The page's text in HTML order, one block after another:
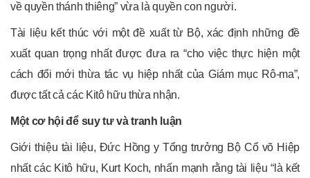
về quyền thánh thiêng” vừa là quyền con người.
Tài liệu kết thúc với một đề xuất từ Bộ, xác định những đề
xuất quan trọng nhất được đưa ra “cho việc thực hiện một
cách đổi mới thừa tác vụ hiệp nhất của Giám mục Rô-ma”,
được tất cả các Kitô hữu thừa nhận.
Một cơ hội để suy tư và tranh luận
Giới thiệu tài liệu, Đức Hồng y Tổng trưởng Bộ Cổ võ Hiệp
nhất các Kitô hữu, Kurt Koch, nhấn mạnh rằng tài liệu “là kết